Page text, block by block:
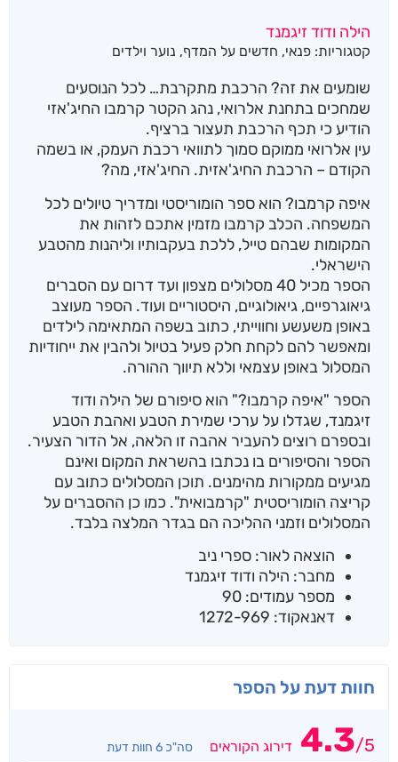
5 מבוסס
עלדירוגים
הילה ודוד זיגמנד
קטגוריות: פנאי, חדשים על המדף, נוער וילדים
שומעים את זה? הרכבת מתקרבת… לכל הנוסעים
שמחכים בתחנת אלרואי, נהג הקטר קרמבו החיג'אזי
הודיע כי תכף הרכבת תעצור ברציף.
עין אלרואי ממוקם סמוך לתוואי רכבת העמק, או בשמה
הקודם – הרכבת החיג'אזית. החיג'אזי, מה?
איפה קרמבו? הוא ספר הומוריסטי ומדריך טיולים לכל
המשפחה. הכלב קרמבו מזמין אתכם לזהות את
המקומות שבהם טייל, ללכת בעקבותיו וליהנות מהטבע
הישראלי.
הספר מכיל 40 מסלולים מצפון ועד דרום עם הסברים
גיאוגרפיים, גיאולוגיים, היסטוריים ועוד. הספר מעוצב
באופן משעשע וחווייתי, כתוב בשפה המתאימה לילדים
ומאפשר להם לקחת חלק פעיל בטיול ולהבין את ייחודיות
המסלול באופן עצמאי וללא תיווך ההורה.
הספר "איפה קרמבו?" הוא סיפורם של הילה ודוד
זיגמנד, שגדלו על ערכי שמירת הטבע ואהבת הטבע
ובספרם רוצים להעביר אהבה זו הלאה, אל הדור הצעיר.
הספר והסיפורים בו נכתבו בהשראת המקום ואינם
מגיעים ממקורות מהימנים. תוכן המסלולים כתוב עם
קריצה הומוריסטית "קרמבואית". כמו כן ההסברים על
המסלולים וזמני ההליכה הם בגדר המלצה בלבד.
הוצאה לאור: ספרי ניב
מחבר: הילה ודוד זיגמנד
מספר עמודים: 90
דאנאקוד: 1272-969
חוות דעת על הספר
4.3/5 דירוג הקוראים סה"כ 6 חוות דעת